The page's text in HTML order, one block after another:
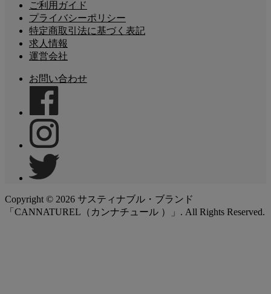
ご利用ガイド
プライバシーポリシー
特定商取引法に基づく表記
求人情報
運営会社
お問い合わせ
Copyright © 2026 サスティナブル・ブランド
「CANNATUREL（カンナチュール ）」. All Rights Reserved.